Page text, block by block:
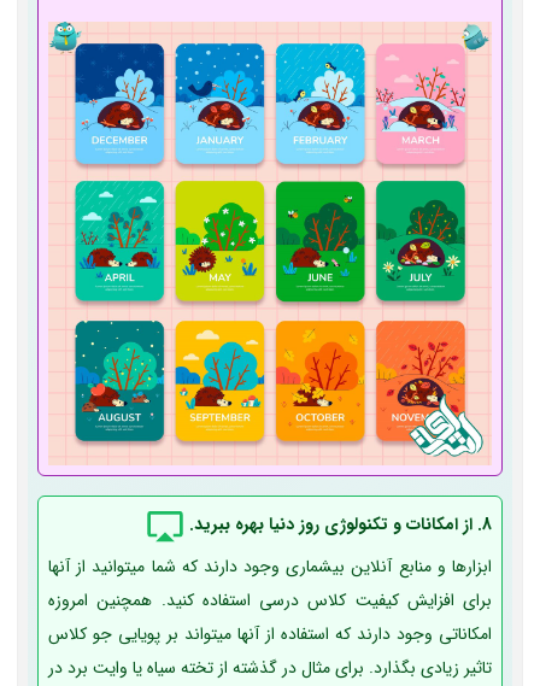
8. از امکانات و تکنولوژی روز دنیا بهره ببرید.
ابزارها و منابع آنلاین بی­شماری وجود دارند که شما می­توانید از آنها
برای افزایش کیفیت کلاس درسی استفاده کنید. همچنین امروزه
امکاناتی وجود دارند که استفاده از آنها میتواند بر پویایی جو کلاس
تاثیر زیادی بگذارد. برای مثال در گذشته از تخته سیاه یا وایت برد در